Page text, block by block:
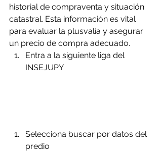
historial de compraventa y situación
catastral. Esta información es vital
para evaluar la plusvalía y asegurar
un precio de compra adecuado.
Entra a la siguiente liga del
INSEJUPY
Selecciona buscar por datos del
predio